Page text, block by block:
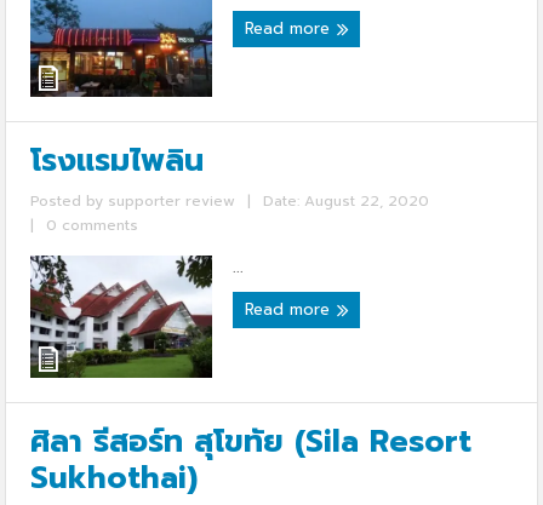
Read more
โรงแรมไพลิน
Posted by supporter review |
Date: August 22, 2020
|
0 comments
...
Read more
ศิลา รีสอร์ท สุโขทัย (Sila Resort
Sukhothai)